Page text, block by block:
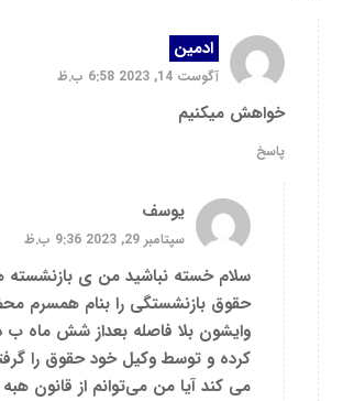
ادمین
آگوست 14, 2023 6:58 ب.ظ
خواهش میکنیم
پاسخ
یوسف
سپتامبر 29, 2023 9:36 ب.ظ
سلام خسته نباشید من ی
حقوق بازنشستگی را بنام همسرم
وایشون بلا فاصله بعداز شش ماه ب
کرده و توسط وکیل خود حقوق را
می کند آیا من می‌توانم از قانون هبه